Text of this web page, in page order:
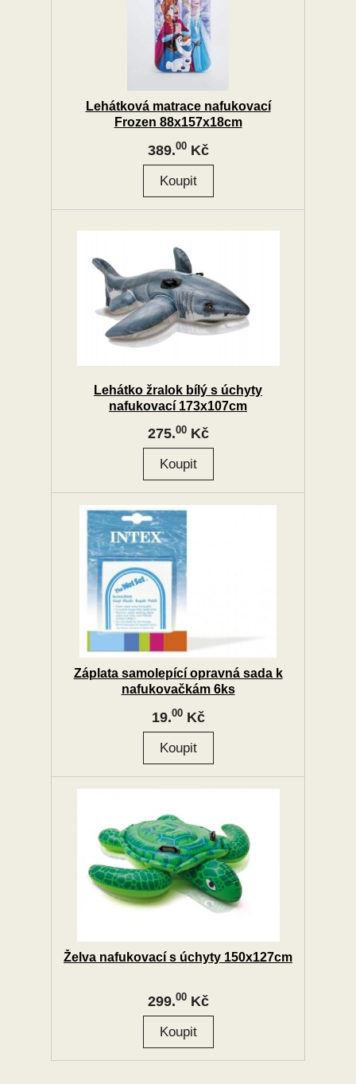
Lehátková matrace nafukovací
Frozen 88x157x18cm
389.00Kč
Lehátko žralok bílý s úchyty
nafukovací 173x107cm
275.00Kč
Záplata samolepící opravná sada k
nafukovačkám 6ks
19.00Kč
Želva nafukovací s úchyty 150x127cm
299.00Kč